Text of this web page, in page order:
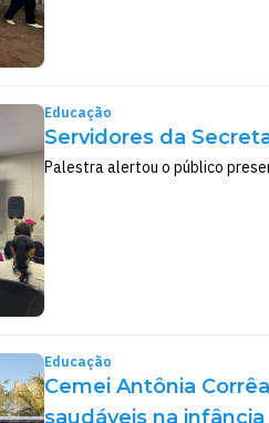
Educação
Servidores da
Palestra alertou o público
Educação
Cemei Antônia
saudáveis na infância